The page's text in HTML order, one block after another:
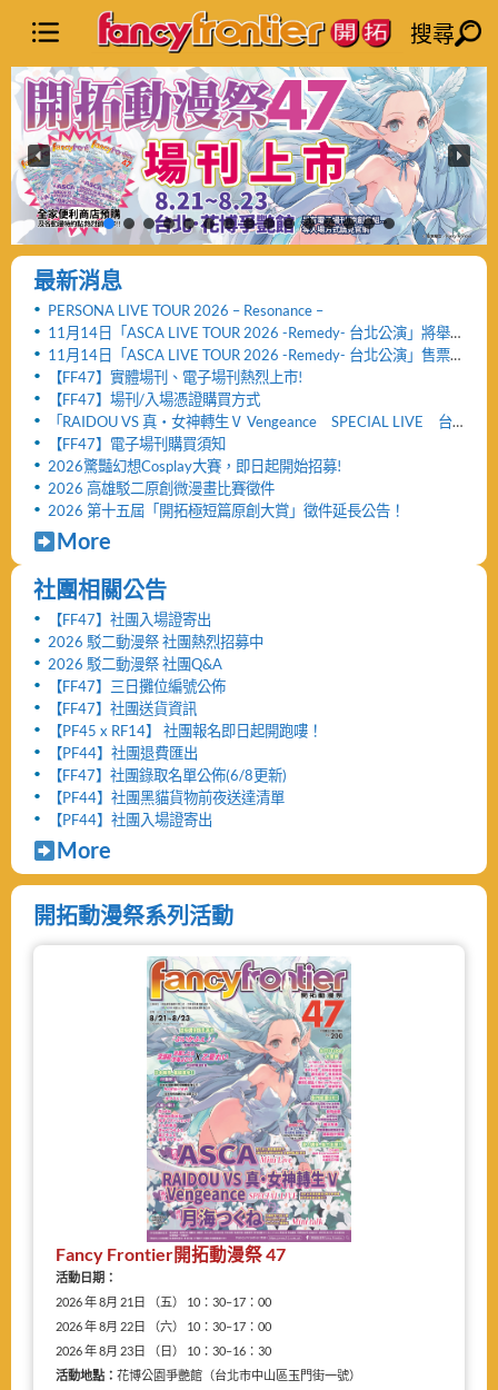
搜尋
最新消息
PERSONA LIVE TOUR 2026 – Resonance –
11月14日「ASCA LIVE TOUR 2026 -Remedy- 台北公演」將舉
辦「FF47迷你演唱會」與「致贈小禮物活動」
11月14日「ASCA LIVE TOUR 2026 -Remedy- 台北公演」售票
網頁公開及女性粉絲看台區設置公告！！
【FF47】實體場刊、電子場刊熱烈上市!
【FF47】場刊/入場憑證購買方式
「RAIDOU VS 真・女神轉生Ⅴ Vengeance SPECIAL LIVE 台
北公演」活動取消及退票服務相關公告
【FF47】電子場刊購買須知
2026驚豔幻想Cosplay大賽，即日起開始招募!
2026 高雄駁二原創微漫畫比賽徵件
2026 第十五屆「開拓極短篇原創大賞」徵件延長公告！
More
社團相關公告
【FF47】社團入場證寄出
2026 駁二動漫祭 社團熱烈招募中
2026 駁二動漫祭 社團Q&A
【FF47】三日攤位編號公佈
【FF47】社團送貨資訊
【PF45 x RF14】 社團報名即日起開跑嘍！
【PF44】社團退費匯出
【FF47】社團錄取名單公佈(6/8更新)
【PF44】社團黑貓貨物前夜送達清單
【PF44】社團入場證寄出
More
開拓動漫祭系列活動
Fancy Frontier開拓動漫祭 47
活動日期：
2026 年 8月 21日 （五） 10：30–17：00
2026 年 8月 22日 （六） 10：30–17：00
2026 年 8月 23日 （日） 10：30–16：30
活動地點： 花博公園爭艷館（台北市中山區玉門街一號）